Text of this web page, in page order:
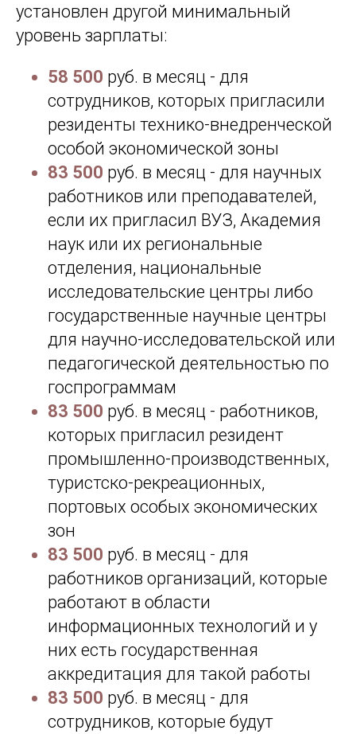
установлен другой минимальный
уровень зарплаты:
58 500 руб. в месяц - для
сотрудников, которых пригласили
резиденты технико-внедренческой
особой экономической зоны
83 500 руб. в месяц - для научных
работников или преподавателей,
если их пригласил ВУЗ, Академия
наук или их региональные
отделения, национальные
исследовательские центры либо
государственные научные центры
для научно-исследовательской или
педагогической деятельностью по
госпрограммам
83 500 руб. в месяц - работников,
которых пригласил резидент
промышленно-производственных,
туристско-рекреационных,
портовых особых экономических
зон
83 500 руб. в месяц - для
работников организаций, которые
работают в области
информационных технологий и у
них есть государственная
аккредитация для такой работы
83 500 руб. в месяц - для
сотрудников, которые будут